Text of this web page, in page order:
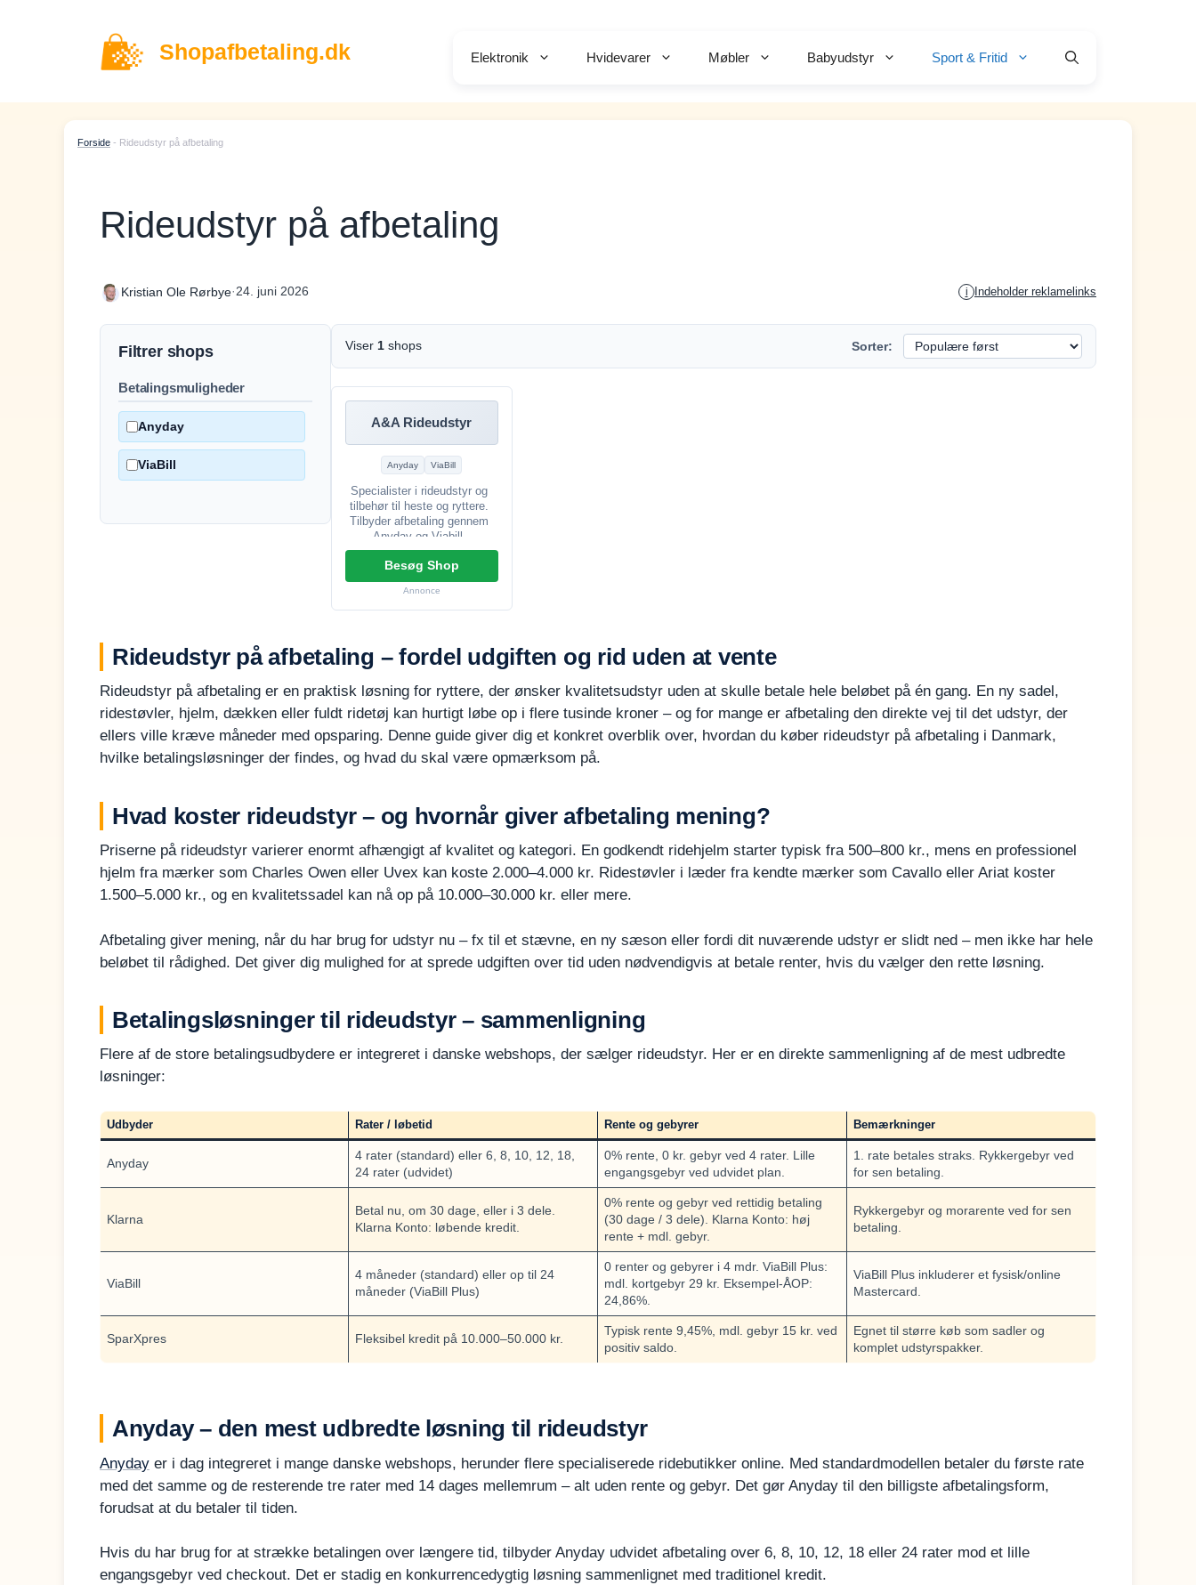
Shopafbetaling.dk Elektronik Hvidevarer Møbler Babyudstyr Sport & Fritid
Forside - Rideudstyr på afbetaling
Rideudstyr på afbetaling
Kristian Ole Rørbye·24. juni 2026 i Indeholder reklamelinks
Filtrer shops
Betalingsmuligheder
Anyday
ViaBill
Viser 1 shops Sorter:
A&A Rideudstyr
Anyday ViaBill
Specialister i rideudstyr og
tilbehør til heste og ryttere.
Tilbyder afbetaling gennem
Anyday og Viabill.
Besøg Shop
Annonce
Rideudstyr på afbetaling – fordel udgiften og rid uden at vente
Rideudstyr på afbetaling er en praktisk løsning for ryttere, der ønsker kvalitetsudstyr uden at skulle betale hele beløbet på én gang. En ny sadel,
ridestøvler, hjelm, dækken eller fuldt ridetøj kan hurtigt løbe op i flere tusinde kroner – og for mange er afbetaling den direkte vej til det udstyr, der
ellers ville kræve måneder med opsparing. Denne guide giver dig et konkret overblik over, hvordan du køber rideudstyr på afbetaling i Danmark,
hvilke betalingsløsninger der findes, og hvad du skal være opmærksom på.
Hvad koster rideudstyr – og hvornår giver afbetaling mening?
Priserne på rideudstyr varierer enormt afhængigt af kvalitet og kategori. En godkendt ridehjelm starter typisk fra 500–800 kr., mens en professionel
hjelm fra mærker som Charles Owen eller Uvex kan koste 2.000–4.000 kr. Ridestøvler i læder fra kendte mærker som Cavallo eller Ariat koster
1.500–5.000 kr., og en kvalitetssadel kan nå op på 10.000–30.000 kr. eller mere.
Afbetaling giver mening, når du har brug for udstyr nu – fx til et stævne, en ny sæson eller fordi dit nuværende udstyr er slidt ned – men ikke har hele
beløbet til rådighed. Det giver dig mulighed for at sprede udgiften over tid uden nødvendigvis at betale renter, hvis du vælger den rette løsning.
Betalingsløsninger til rideudstyr – sammenligning
Flere af de store betalingsudbydere er integreret i danske webshops, der sælger rideudstyr. Her er en direkte sammenligning af de mest udbredte
løsninger:
Udbyder Rater / løbetid Rente og gebyrer Bemærkninger
Anyday
4 rater (standard) eller 6, 8, 10, 12, 18,
24 rater (udvidet)
0% rente, 0 kr. gebyr ved 4 rater. Lille
engangsgebyr ved udvidet plan.
1. rate betales straks. Rykkergebyr ved
for sen betaling.
Klarna
Betal nu, om 30 dage, eller i 3 dele.
Klarna Konto: løbende kredit.
0% rente og gebyr ved rettidig betaling
(30 dage / 3 dele). Klarna Konto: høj
rente + mdl. gebyr.
Rykkergebyr og morarente ved for sen
betaling.
ViaBill
4 måneder (standard) eller op til 24
måneder (ViaBill Plus)
0 renter og gebyrer i 4 mdr. ViaBill Plus:
mdl. kortgebyr 29 kr. Eksempel-ÅOP:
24,86%.
ViaBill Plus inkluderer et fysisk/online
Mastercard.
SparXpres Fleksibel kredit på 10.000–50.000 kr.
Typisk rente 9,45%, mdl. gebyr 15 kr. ved
positiv saldo.
Egnet til større køb som sadler og
komplet udstyrspakker.
Anyday – den mest udbredte løsning til rideudstyr
Anyday er i dag integreret i mange danske webshops, herunder flere specialiserede ridebutikker online. Med standardmodellen betaler du første rate
med det samme og de resterende tre rater med 14 dages mellemrum – alt uden rente og gebyr. Det gør Anyday til den billigste afbetalingsform,
forudsat at du betaler til tiden.
Hvis du har brug for at strække betalingen over længere tid, tilbyder Anyday udvidet afbetaling over 6, 8, 10, 12, 18 eller 24 rater mod et lille
engangsgebyr ved checkout. Det er stadig en konkurrencedygtig løsning sammenlignet med traditionel kredit.